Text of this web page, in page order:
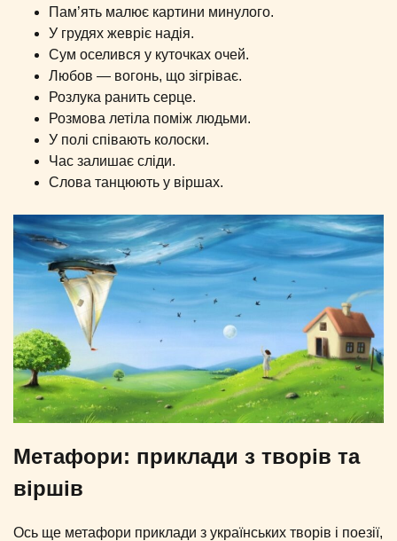
Пам’ять малює картини минулого.
У грудях жевріє надія.
Сум оселився у куточках очей.
Любов — вогонь, що зігріває.
Розлука ранить серце.
Розмова летіла поміж людьми.
У полі співають колоски.
Час залишає сліди.
Слова танцюють у віршах.
Метафори: приклади з творів та
віршів
Ось ще метафори приклади з українських творів і поезії,